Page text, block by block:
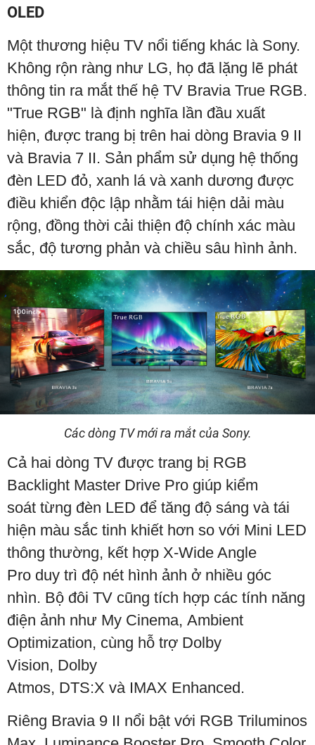
OLED
Một thương hiệu TV nổi tiếng khác là Sony.
Không rộn ràng như LG, họ đã lặng lẽ phát
thông tin ra mắt thế hệ TV Bravia True RGB.
"True RGB" là định nghĩa lần đầu xuất
hiện, được trang bị trên hai dòng Bravia 9 II
và Bravia 7 II. Sản phẩm sử dụng hệ thống
đèn LED đỏ, xanh lá và xanh dương được
điều khiển độc lập nhằm tái hiện dải màu
rộng, đồng thời cải thiện độ chính xác màu
sắc, độ tương phản và chiều sâu hình ảnh.
Các dòng TV mới ra mắt của Sony.
Cả hai dòng TV được trang bị RGB
Backlight Master Drive Pro giúp kiểm
soát từng đèn LED để tăng độ sáng và tái
hiện màu sắc tinh khiết hơn so với Mini LED
thông thường, kết hợp X-Wide Angle
Pro duy trì độ nét hình ảnh ở nhiều góc
nhìn. Bộ đôi TV cũng tích hợp các tính năng
điện ảnh như My Cinema, Ambient
Optimization, cùng hỗ trợ Dolby
Vision, Dolby
Atmos, DTS:X và IMAX Enhanced.
Riêng Bravia 9 II nổi bật với RGB Triluminos